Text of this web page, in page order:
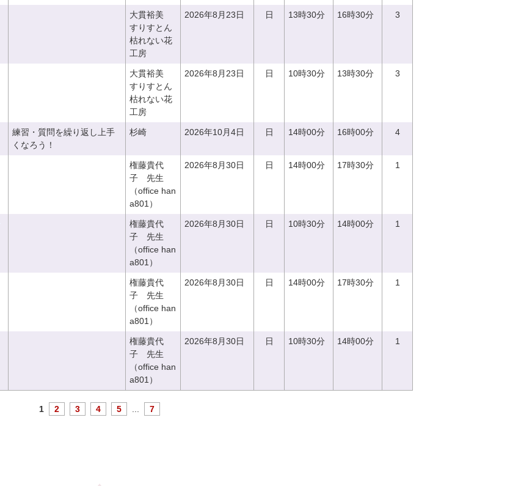
大貫裕美
すりすとん
枯れない花
工房
2026年8月23日 日 13時30分 16時30分 3
大貫裕美
すりすとん
枯れない花
工房
2026年8月23日 日 10時30分 13時30分 3
練習・質問を繰り返し上手
くなろう！
杉崎 2026年10月4日 日 14時00分 16時00分 4
権藤貴代
子 先生
（office han
a801）
2026年8月30日 日 14時00分 17時30分 1
権藤貴代
子 先生
（office han
a801）
2026年8月30日 日 10時30分 14時00分 1
権藤貴代
子 先生
（office han
a801）
2026年8月30日 日 14時00分 17時30分 1
権藤貴代
子 先生
（office han
a801）
2026年8月30日 日 10時30分 14時00分 1
1 2 3 4 5 7